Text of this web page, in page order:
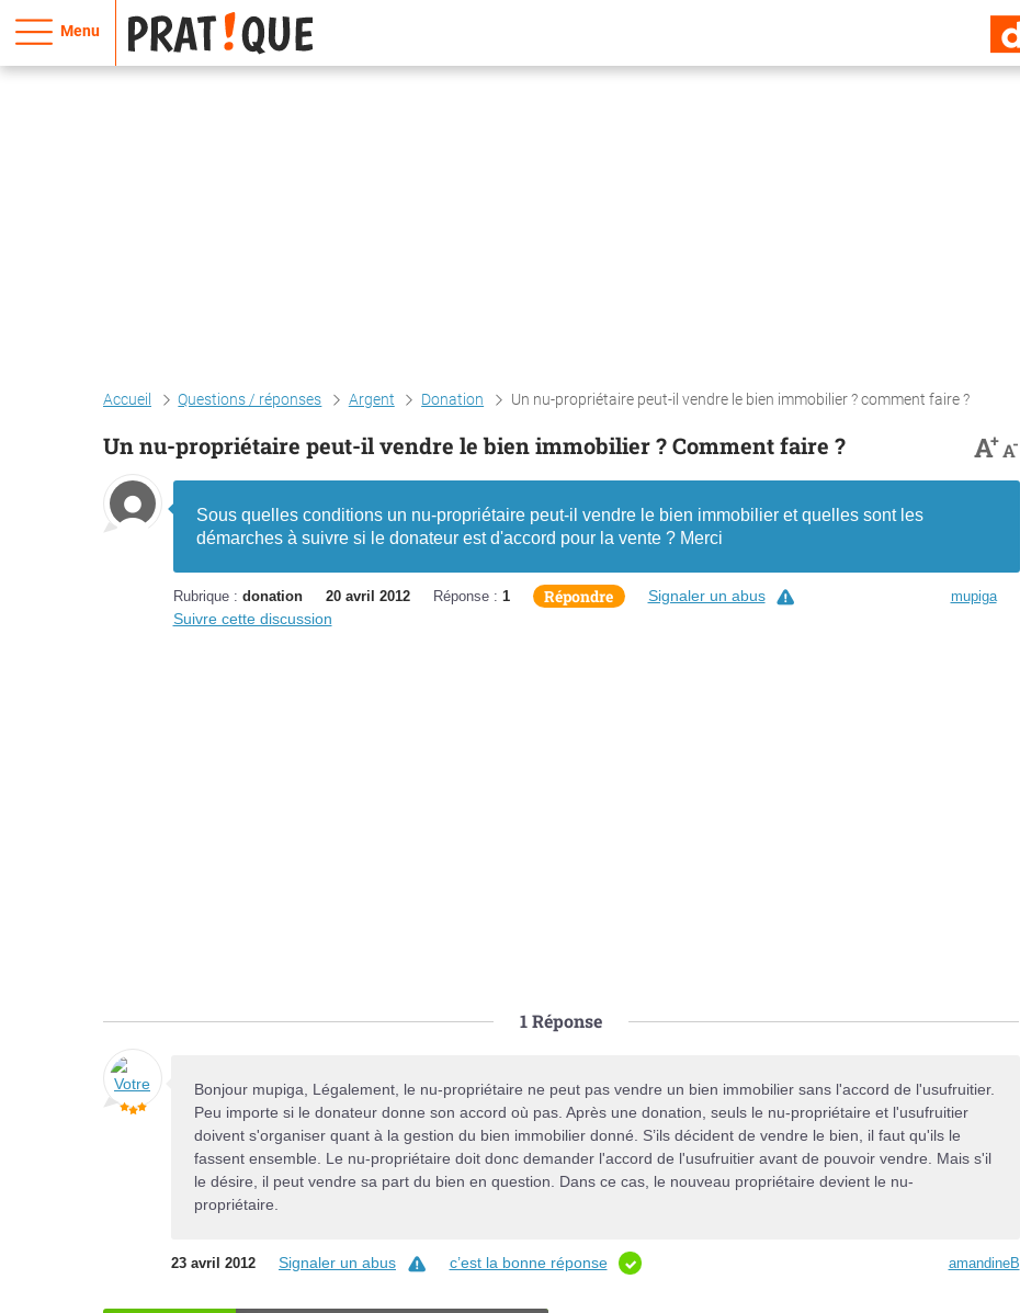
Menu
Accueil Questions / réponses Argent Donation Un nu-propriétaire peut-il vendre le bien immobilier ? comment faire ?
Un nu-propriétaire peut-il vendre le bien immobilier ? Comment faire ? A+A-
Sous quelles conditions un nu-propriétaire peut-il vendre le bien immobilier et quelles sont les
démarches à suivre si le donateur est d'accord pour la vente ? Merci
Rubrique : donation 20 avril 2012 Réponse : 1 Répondre mupiga
Signaler un abus
Suivre cette discussion
1Réponse
Bonjour mupiga, Légalement, le nu-propriétaire ne peut pas vendre un bien immobilier sans l'accord de l'usufruitier.
Peu importe si le donateur donne son accord où pas. Après une donation, seuls le nu-propriétaire et l'usufruitier
doivent s'organiser quant à la gestion du bien immobilier donné. S’ils décident de vendre le bien, il faut qu'ils le
fassent ensemble. Le nu-propriétaire doit donc demander l'accord de l'usufruitier avant de pouvoir vendre. Mais s'il
le désire, il peut vendre sa part du bien en question. Dans ce cas, le nouveau propriétaire devient le nu-
propriétaire.
23 avril 2012 Signaler un abus c’est la bonne réponse amandineB